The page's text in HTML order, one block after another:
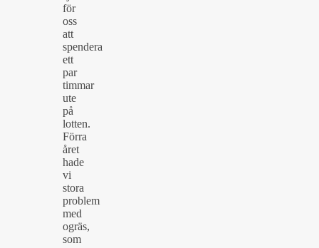
för
oss
att
spendera
ett
par
timmar
ute
på
lotten.
Förra
året
hade
vi
stora
problem
med
ogräs,
som